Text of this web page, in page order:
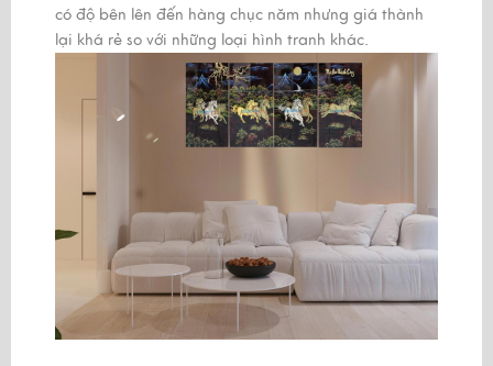
có độ bên lên đến hàng chục năm nhưng giá thành
lại khá rẻ so với những loại hình tranh khác.